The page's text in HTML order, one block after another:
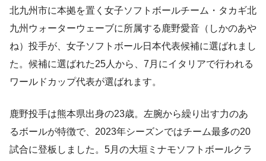
北九州市に本拠を置く女子ソフトボールチーム・タカギ北
九州ウォーターウェーブに所属する鹿野愛音（しかのあや
ね）投手が、女子ソフトボール日本代表候補に選ばれまし
た。候補に選ばれた25人から、7月にイタリアで行われる
ワールドカップ代表が選ばれます。
鹿野投手は熊本県出身の23歳。左腕から繰り出す力のあ
るボールが特徴で、2023年シーズンではチーム最多の20
試合に登板しました。5月の大垣ミナモソフトボールクラ